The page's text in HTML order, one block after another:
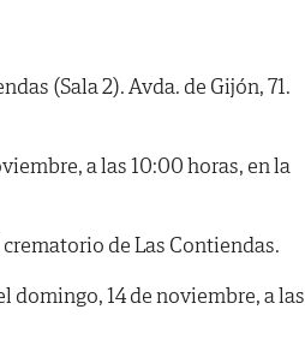
(Sala 2). Avda. de Gijón, 71.
a las 10:00 horas, en la
de Las Contiendas.
domingo, 14 de noviembre, a las